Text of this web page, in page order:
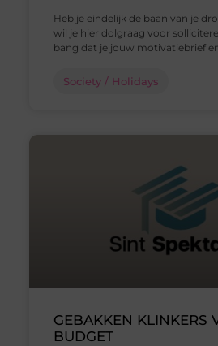
Heb je eindelijk de baan van je
wil je hier dolgraag voor
bang dat je jouw motivatiebrief
Society / Holidays
GEBAKKEN KLINKERS
BUDGET